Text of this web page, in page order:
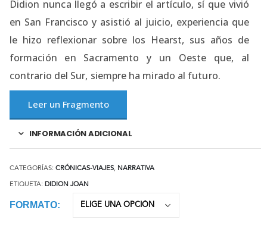
Didion nunca llegó a escribir el artículo, sí que vivió
en San Francisco y asistió al juicio, experiencia que
le hizo reflexionar sobre los Hearst, sus años de
formación en Sacramento y un Oeste que, al
contrario del Sur, siempre ha mirado al futuro.
Leer un Fragmento
INFORMACIÓN ADICIONAL
CATEGORÍAS: CRÓNICAS-VIAJES, NARRATIVA
ETIQUETA: DIDION JOAN
FORMATO